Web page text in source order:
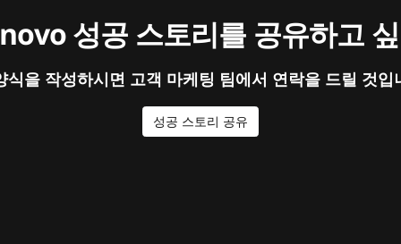
성공 스토리를 공유하고
식을 작성하시면 고객 마케팅 팀에서 연락을 드릴 것입
성공 스토리 공유